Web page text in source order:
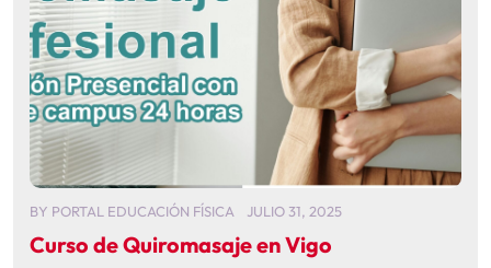
BY PORTAL EDUCACIÓN FÍSICA JULIO 31, 2025
Curso de Quiromasaje en Vigo